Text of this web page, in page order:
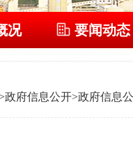
况 要闻动态
政府信息公开>政府信息